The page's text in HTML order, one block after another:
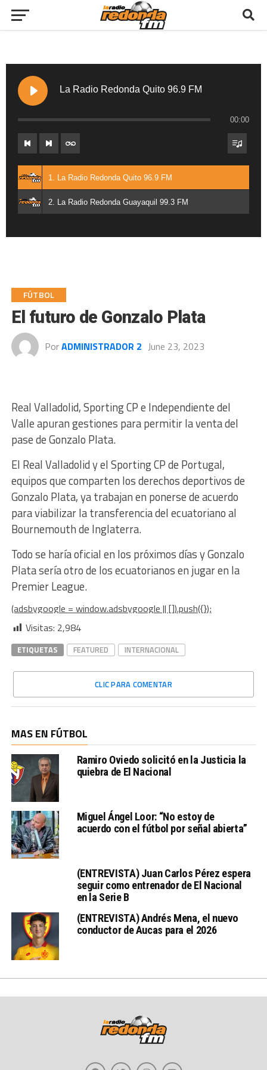
La Radio Redonda Quito 96.9 FM
00:00
1. La Radio Redonda Quito 96.9 FM
2. La Radio Redonda Guayaquil 99.3 FM
FÚTBOL
El futuro de Gonzalo Plata
PorADMINISTRADOR 2 June 23, 2023
Real Valladolid, Sporting CP e Independiente del
Valle apuran gestiones para permitir la venta del
pase de Gonzalo Plata.
El Real Valladolid y el Sporting CP de Portugal,
equipos que comparten los derechos deportivos de
Gonzalo Plata, ya trabajan en ponerse de acuerdo
para viabilizar la transferencia del ecuatoriano al
Bournemouth de Inglaterra.
Todo se haría oficial en los próximos días y Gonzalo
Plata sería otro de los ecuatorianos en jugar en la
Premier League.
(adsbygoogle = window.adsbygoogle || []).push({});
Visitas: 2,984
ETIQUETAS FEATURED INTERNACIONAL
CLIC PARA COMENTAR
MAS EN FÚTBOL
Ramiro Oviedo solicitó en la Justicia la
quiebra de El Nacional
Miguel Ángel Loor: “No estoy de
acuerdo con el fútbol por señal abierta”
(ENTREVISTA) Juan Carlos Pérez espera
seguir como entrenador de El Nacional
en la Serie B
(ENTREVISTA) Andrés Mena, el nuevo
conductor de Aucas para el 2026